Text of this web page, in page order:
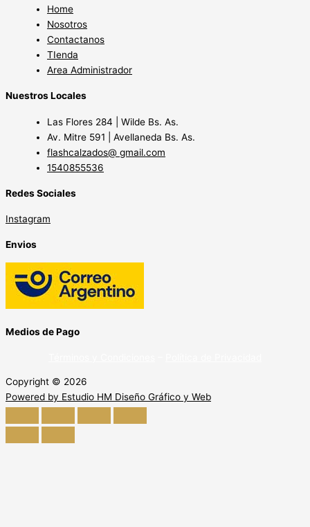
Home
Nosotros
Contactanos
TIenda
Area Administrador
Nuestros Locales
Las Flores 284 | Wilde Bs. As.
Av. Mitre 591 | Avellaneda Bs. As.
flashcalzados@ gmail.com
1540855536
Redes Sociales
Instagram
Envios
Medios de Pago
Copyright © 2026
Powered by Estudio HM Diseño Gráfico y Web